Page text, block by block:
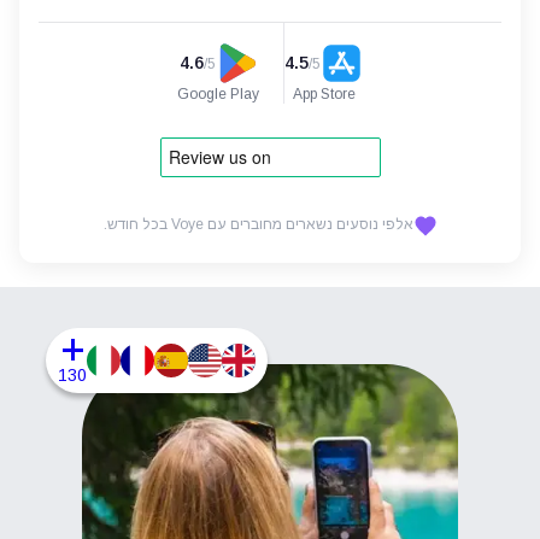
4.5/5
App Store
4.6/5
Google Play
אלפי נוסעים נשארים מחוברים עם Voye בכל חודש.
+
130